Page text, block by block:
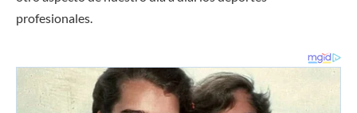
profesionales.